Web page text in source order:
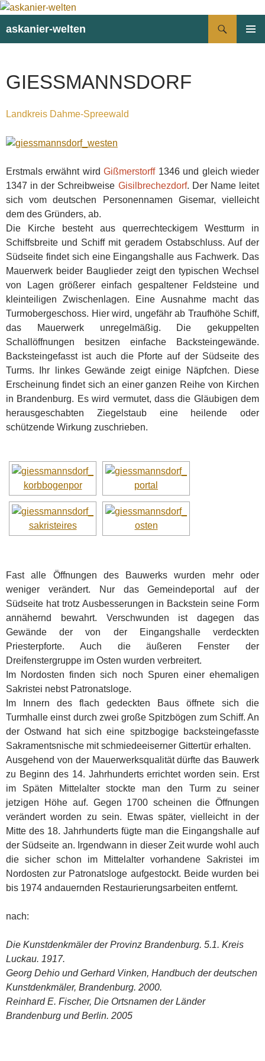
askanier-welten
GIESSMANNSDORF
Landkreis Dahme-Spreewald
Erstmals erwähnt wirdGißmerstorff 1346 und gleich wieder
1347 in der Schreibweise Gisilbrechezdorf. Der Name leitet
sich vom deutschen Personennamen Gisemar, vielleicht
dem des Gründers, ab.
Die Kirche besteht aus querrechteckigem Westturm in
Schiffsbreite und Schiff mit geradem Ostabschluss. Auf der
Südseite findet sich eine Eingangshalle aus Fachwerk. Das
Mauerwerk beider Bauglieder zeigt den typischen Wechsel
von Lagen größerer einfach gespaltener Feldsteine und
kleinteiligen Zwischenlagen. Eine Ausnahme macht das
Turmobergeschoss. Hier wird, ungefähr ab Traufhöhe Schiff,
das Mauerwerk unregelmäßig. Die gekuppelten
Schallöffnungen besitzen einfache Backsteingewände.
Backsteingefasst ist auch die Pforte auf der Südseite des
Turms. Ihr linkes Gewände zeigt einige Näpfchen. Diese
Erscheinung findet sich an einer ganzen Reihe von Kirchen
in Brandenburg. Es wird vermutet, dass die Gläubigen dem
herausgeschabten Ziegelstaub eine heilende oder
schützende Wirkung zuschrieben.
Fast alle Öffnungen des Bauwerks wurden mehr oder
weniger verändert. Nur das Gemeindeportal auf der
Südseite hat trotz Ausbesserungen in Backstein seine Form
annähernd bewahrt. Verschwunden ist dagegen das
Gewände der von der Eingangshalle verdeckten
Priesterpforte. Auch die äußeren Fenster der
Dreifenstergruppe im Osten wurden verbreitert.
Im Nordosten finden sich noch Spuren einer ehemaligen
Sakristei nebst Patronatsloge.
Im Innern des flach gedeckten Baus öffnete sich die
Turmhalle einst durch zwei große Spitzbögen zum Schiff. An
der Ostwand hat sich eine spitzbogige backsteingefasste
Sakramentsnische mit schmiedeeiserner Gittertür erhalten.
Ausgehend von der Mauerwerksqualität dürfte das Bauwerk
zu Beginn des 14. Jahrhunderts errichtet worden sein. Erst
im Späten Mittelalter stockte man den Turm zu seiner
jetzigen Höhe auf. Gegen 1700 scheinen die Öffnungen
verändert worden zu sein. Etwas später, vielleicht in der
Mitte des 18. Jahrhunderts fügte man die Eingangshalle auf
der Südseite an. Irgendwann in dieser Zeit wurde wohl auch
die sicher schon im Mittelalter vorhandene Sakristei im
Nordosten zur Patronatsloge aufgestockt. Beide wurden bei
bis 1974 andauernden Restaurierungsarbeiten entfernt.
nach:
Die Kunstdenkmäler der Provinz Brandenburg. 5.1. Kreis
Luckau. 1917.
Georg Dehio und Gerhard Vinken, Handbuch der deutschen
Kunstdenkmäler, Brandenburg. 2000.
Reinhard E. Fischer, Die Ortsnamen der Länder
Brandenburg und Berlin. 2005